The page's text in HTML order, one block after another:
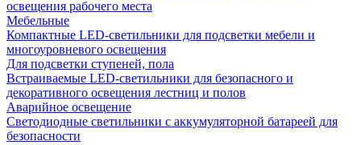
освещения рабочего места
Мебельные
Компактные LED-светильники для подсветки мебели и
многоуровневого освещения
Для подсветки ступеней, пола
Встраиваемые LED-светильники для безопасного и
декоративного освещения лестниц и полов
Аварийное освещение
Светодиодные светильники с аккумуляторной батареей для
безопасности